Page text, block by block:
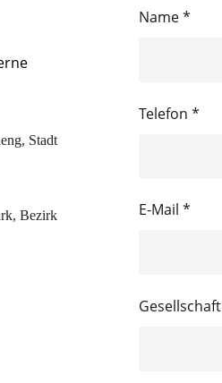
Stadt
Bezirk
Name *
Telefon *
E-Mail *
Gesellschaft